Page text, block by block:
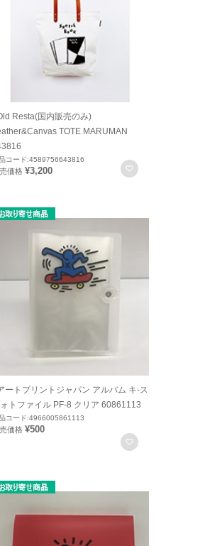
りに登録
Resta(国内販売のみ)
TOTE MARUMAN
コード:4589756643816
価格 ¥3,200
りに登録
ートプリントジャパン アルバム キ-ス
トファイル PF-8 クリア 60861113
コード:4966005861113
価格 ¥500